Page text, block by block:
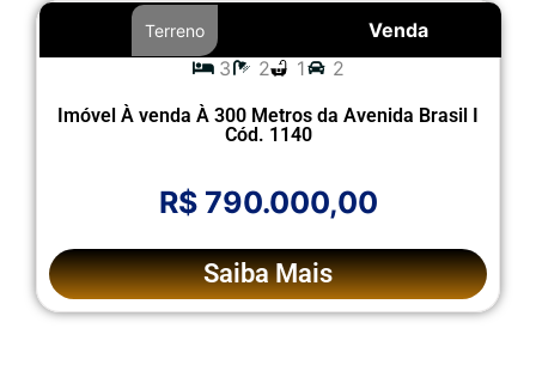
Venda
Terreno
3 2 1 2
Imóvel À venda À 300 Metros da Avenida Brasil I
Cód. 1140
R$ 790.000,00
Saiba Mais